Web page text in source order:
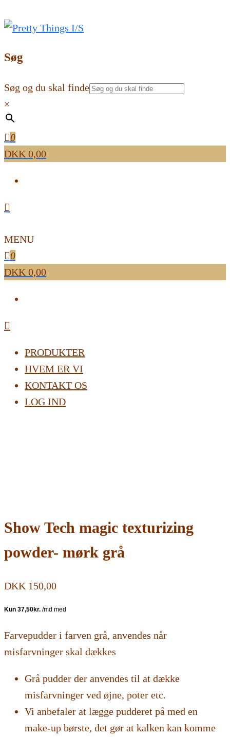
Pretty Things I/S
Katte- og hundelegetøj, cashstuffing og håndlavede
Søg
Søg og du skal finde
×
0
DKK 0,00
MENU
0
DKK 0,00
PRODUKTER
HVEM ER VI
KONTAKT OS
LOG IND
Show Tech magic texturizing
powder- mørk grå
DKK 150,00
Farvepudder i farven grå, anvendes når
misfarvninger skal dækkes
Grå pudder der anvendes til at dække
misfarvninger ved øjne, poter etc.
Vi anbefaler at lægge pudderet på med en
make-up børste, det gør at kalken kan komme